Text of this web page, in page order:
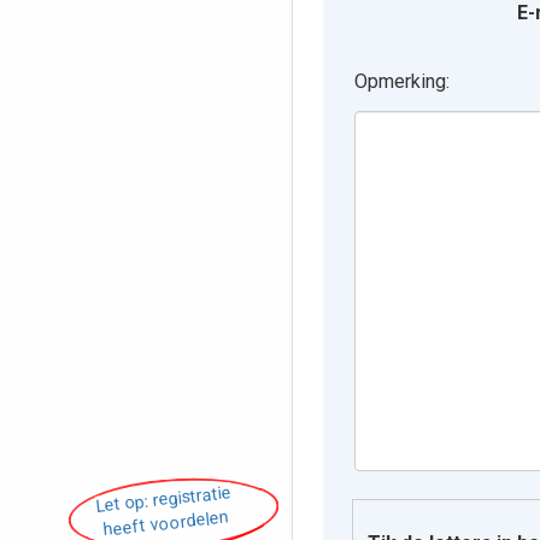
Let op: registratie
heeft voordelen
Opmerking: